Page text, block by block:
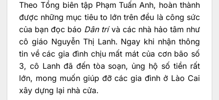
Theo Tổng biên tập Phạm Tuấn Anh, hoàn thành
được những mục tiêu to lớn trên đều là công sức
của bạn đọc báo Dân trívà các nhà hảo tâm như
cô giáo Nguyễn Thị Lanh. Ngay khi nhận thông
tin về các gia đình chịu mất mát của cơn bão số
3, cô Lanh đã đến tòa soạn, ủng hộ số tiền rất
lớn, mong muốn giúp đỡ các gia đình ở Lào Cai
xây dựng lại nhà cửa.